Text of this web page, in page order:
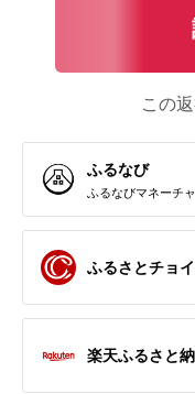
この
ふるなび
ふるなびマネーチ
ふるさとチョ
楽天ふるさと